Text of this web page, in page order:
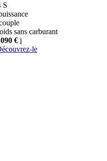
S
sans carburant
€ i
le